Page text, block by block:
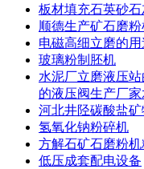
板材填充石英砂
顺德生产矿石磨粉
电磁高细立磨的用
玻璃粉制胚机
水泥厂立磨液压
的液压阀生产厂
河北井陉碳酸盐
氢氧化钠粉碎机
方解石矿石磨粉
低压成套配电设备